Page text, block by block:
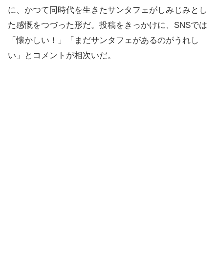
に、かつて同時代を生きたサンタフェがしみじみとし
た感慨をつづった形だ。投稿をきっかけに、SNSでは
「懐かしい！」「まだサンタフェがあるのがうれし
い」とコメントが相次いだ。